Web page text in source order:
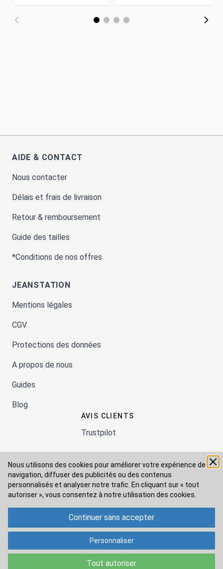
Nous utilisons des cookies pour améliorer votre expérience de
navigation, diffuser des publicités ou des contenus
personnalisés et analyser notre trafic. En cliquant sur « tout
autoriser », vous consentez à notre utilisation des cookies.
Tout autoriser
Continuer sans accepter
Personnaliser
AIDE & CONTACT
Nous contacter
Délais et frais de livraison
Retour & remboursement
Guide des tailles
*Conditions de nos offres
JEANSTATION
Mentions légales
CGV
Protections des données
A propos de nous
Guides
Blog
AVIS CLIENTS
Trustpilot
Moyens de paiement
Modes de livraison